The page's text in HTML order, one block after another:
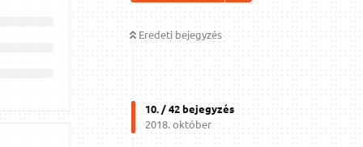
Eredeti bejegyzés
10. /42bejegyzés
2018. október